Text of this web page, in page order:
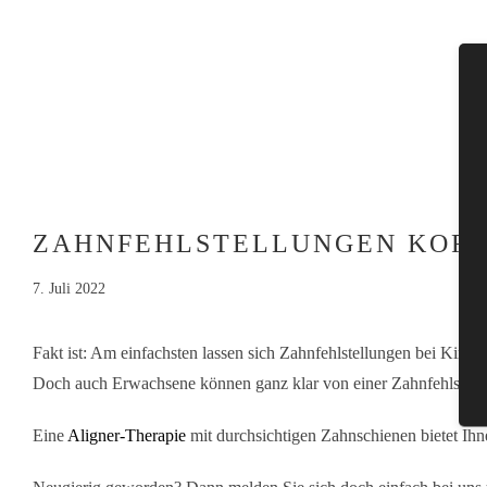
ZAHNFEHLSTELLUNGEN
7. Juli 2022
Fakt ist: Am einfachsten lassen sich Zahnfehlstellungen bei
Doch auch Erwachsene können ganz klar von einer
Eine Aligner-Therapie mit durchsichtigen Zahnschienen bietet